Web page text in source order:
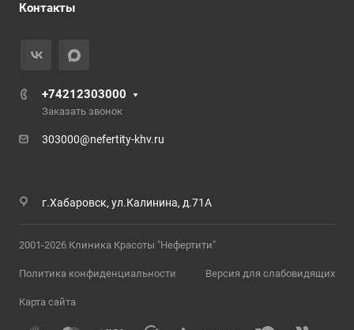
Контакты
+74212303000
Заказать звонок
303000@nefertity-khv.ru
г.Хабаровск, ул.Калинина, д.71А
2001-2026 Клиника Красоты "Нефертити"
Политика конфиденциальности Версия для слабовидящих
Карта сайта